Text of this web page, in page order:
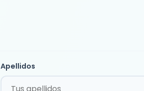
Apellidos